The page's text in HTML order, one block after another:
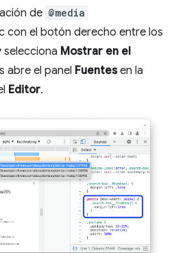
de @media
con el botón derecho entre los
Mostrar en el
abre el panel Fuentesen la
Editor.